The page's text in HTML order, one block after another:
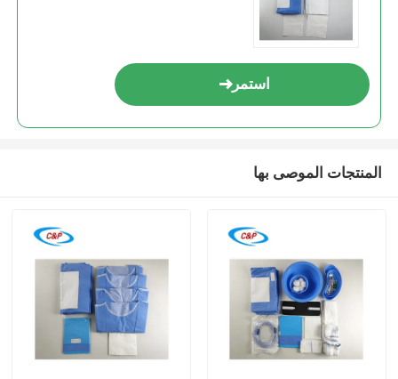
استمر
المنتجات الموصى بها